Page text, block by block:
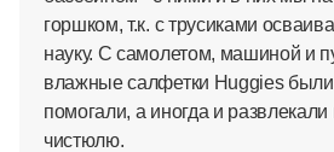
горшком, т.к. с трусиками
науку. С самолетом, машиной и
влажные салфетки Huggies были
помогали, а иногда и
чистюлю.